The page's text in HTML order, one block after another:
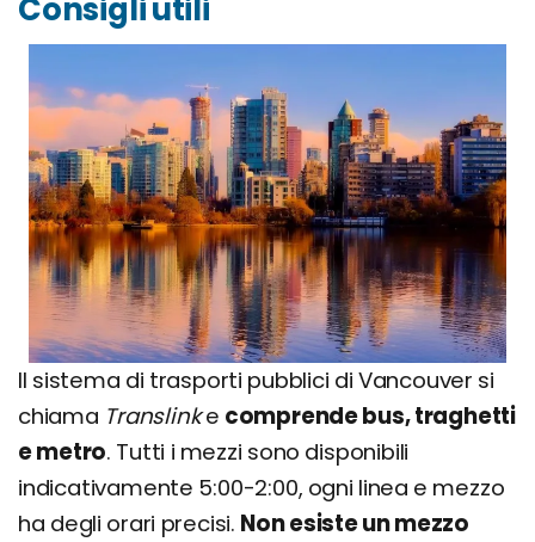
Consigli utili
Il sistema di trasporti pubblici di Vancouver si
chiama Translinke comprende bus, traghetti
e metro. Tutti i mezzi sono disponibili
indicativamente 5:00-2:00, ogni linea e mezzo
ha degli orari precisi. Non esiste un mezzo